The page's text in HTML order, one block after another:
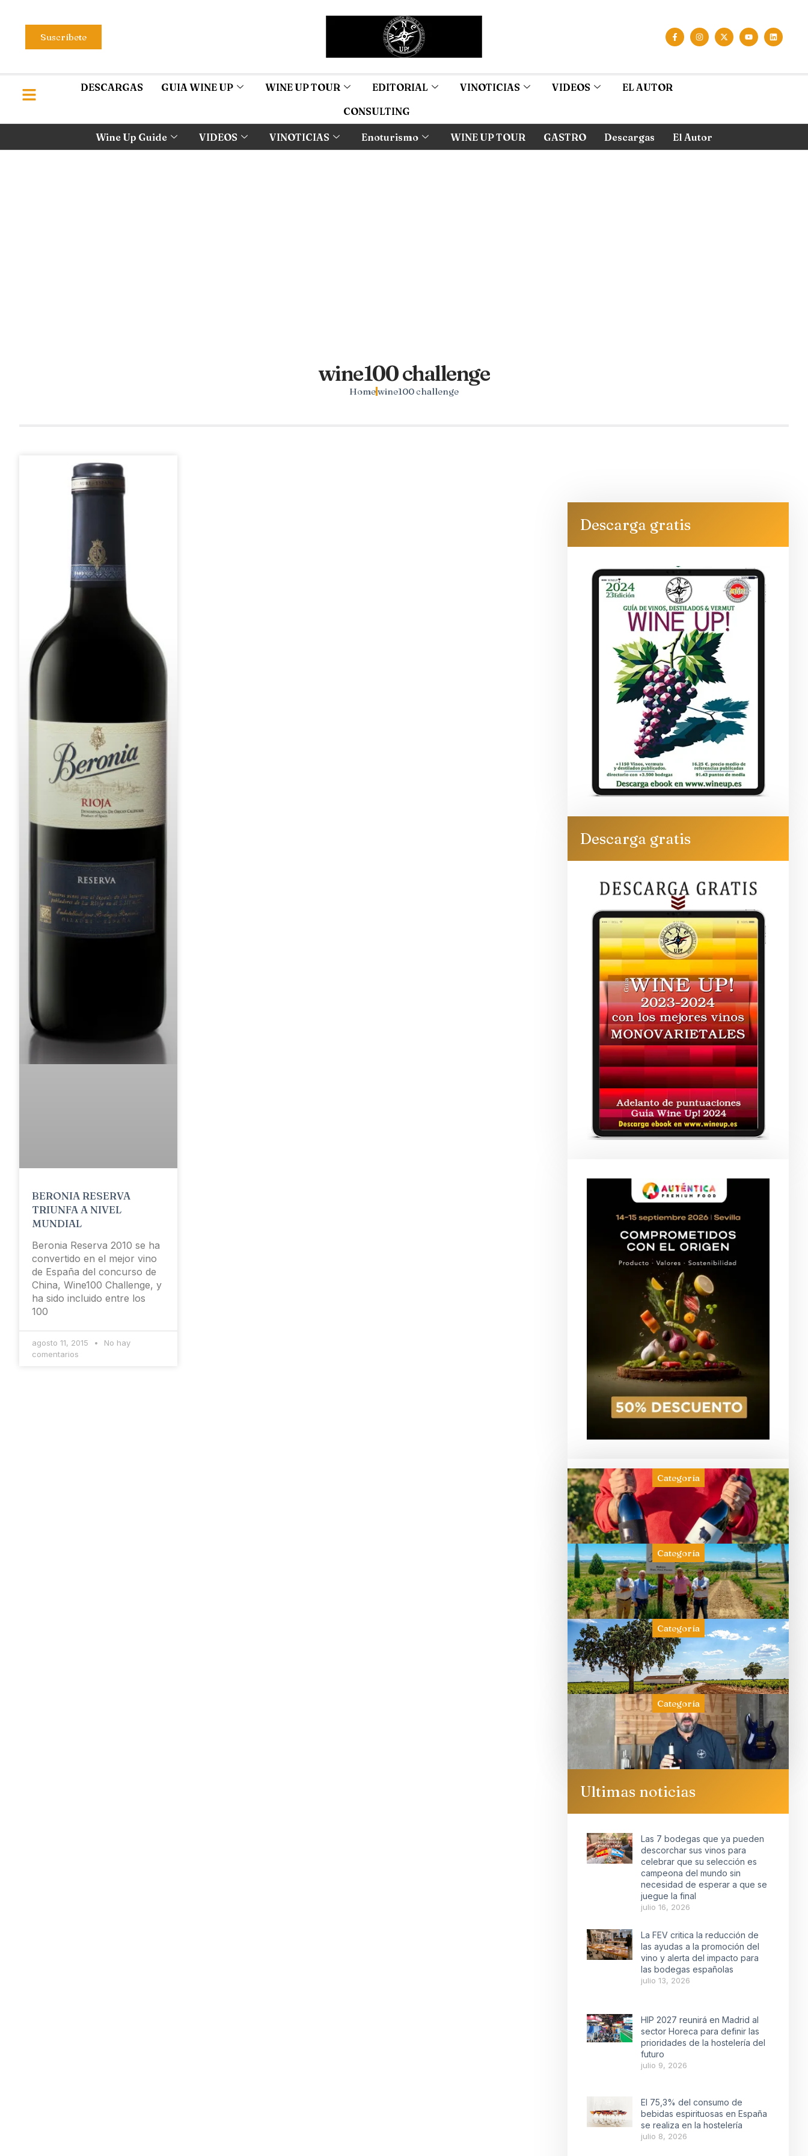
Suscríbete
DESCARGAS GUIA WINE UP WINE UP TOUR EDITORIAL VINOTICIAS VIDEOS
EL AUTOR
CONSULTING
Wine Up Guide VIDEOS VINOTICIAS Enoturismo WINE UP TOUR GASTRO Descargas El Autor
wine100 challenge
Homewine100 challenge
BERONIA RESERVA
TRIUNFA A NIVEL
MUNDIAL
Beronia Reserva 2010 se ha
convertido en el mejor vino
de España del concurso de
China, Wine100 Challenge, y
ha sido incluido entre los
100
agosto 11, 2015
No hay
comentarios
Descarga gratis
Descarga gratis
Categoría
Categoría
Categoría
Categoría
Ultimas noticias
Las 7 bodegas que ya pueden
descorchar sus vinos para
celebrar que su selección es
campeona del mundo sin
necesidad de esperar a que se
juegue la final
julio 16, 2026
La FEV critica la reducción de
las ayudas a la promoción del
vino y alerta del impacto para
las bodegas españolas
julio 13, 2026
HIP 2027 reunirá en Madrid al
sector Horeca para definir las
prioridades de la hostelería del
futuro
julio 9, 2026
El 75,3% del consumo de
bebidas espirituosas en España
se realiza en la hostelería
julio 8, 2026